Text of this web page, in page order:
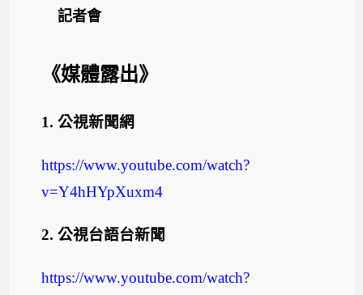
記者會
《媒體露出》
1.公視新聞網
https://www.youtube.com/watch?
v=Y4hHYpXuxm4
2.公視台語台新聞
https://www.youtube.com/watch?